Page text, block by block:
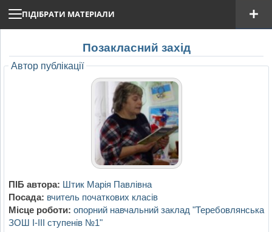
ПІДІБРАТИ МАТЕРІАЛИ
Позакласний захід
Автор публікації
ПІБ автора: Штик Марія Павлівна
Посада: вчитель початкових класів
Місце роботи: опорний навчальний заклад "Теребовлянська
ЗОШ І-ІІІ ступенів №1"